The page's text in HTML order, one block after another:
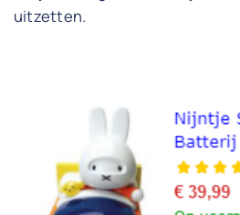
uitzetten.